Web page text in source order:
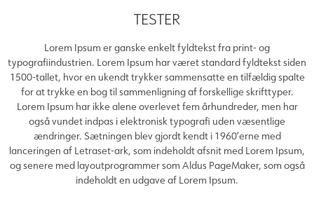
TESTER
Lorem Ipsum er ganske enkelt fyldtekst fra print- og
typografiindustrien. Lorem Ipsum har været standard fyldtekst siden
1500-tallet, hvor en ukendt trykker sammensatte en tilfældig spalte
for at trykke en bog til sammenligning af forskellige skrifttyper.
Lorem Ipsum har ikke alene overlevet fem århundreder, men har
også vundet indpas i elektronisk typografi uden væsentlige
ændringer. Sætningen blev gjordt kendt i 1960’erne med
lanceringen af Letraset-ark, som indeholdt afsnit med Lorem Ipsum,
og senere med layoutprogrammer som Aldus PageMaker, som også
indeholdt en udgave af Lorem Ipsum.